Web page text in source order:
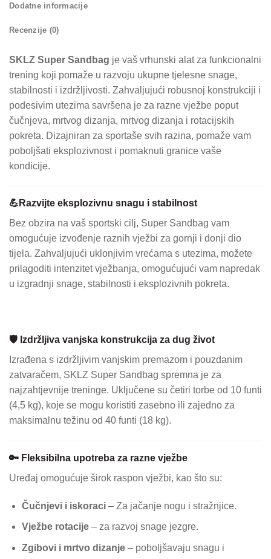
Dodatne informacije
Recenzije (0)
SKLZ Super Sandbag je vaš vrhunski alat za funkcionalni
trening koji pomaže u razvoju ukupne tjelesne snage,
stabilnosti i izdržljivosti. Zahvaljujući robusnoj konstrukciji i
podesivim utezima savršena je za razne vježbe poput
čučnjeva, mrtvog dizanja, mrtvog dizanja i rotacijskih
pokreta. Dizajniran za sportaše svih razina, pomaže vam
poboljšati eksplozivnost i pomaknuti granice vaše
kondicije.
💪Razvijte eksplozivnu snagu i stabilnost
Bez obzira na vaš sportski cilj, Super Sandbag vam
omogućuje izvođenje raznih vježbi za gornji i donji dio
tijela. Zahvaljujući uklonjivim vrećama s utezima, možete
prilagoditi intenzitet vježbanja, omogućujući vam napredak
u izgradnji snage, stabilnosti i eksplozivnih pokreta.
🛡️ Izdržljiva vanjska konstrukcija za dug život
Izrađena s izdržljivim vanjskim premazom i pouzdanim
zatvaračem, SKLZ Super Sandbag spremna je za
najzahtjevnije treninge. Uključene su četiri torbe od 10 funti
(4,5 kg), koje se mogu koristiti zasebno ili zajedno za
maksimalnu težinu od 40 funti (18 kg).
🔑 Fleksibilna upotreba za razne vježbe
Uređaj omogućuje širok raspon vježbi, kao što su:
Čučnjevi i iskoraci– Za jačanje nogu i stražnjice.
Vježbe rotacije– za razvoj snage jezgre.
Zgibovi i mrtvo dizanje– poboljšavaju snagu i